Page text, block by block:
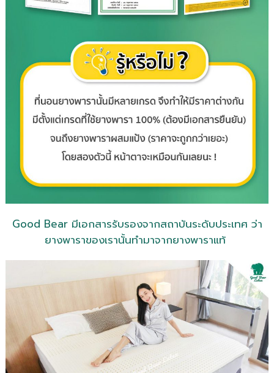
Good Bear มีเอกสารรับรองจากสถาบันระดับประเทศ ว่า
ยางพาราของเรานั้นทำมาจากยางพาราแท้